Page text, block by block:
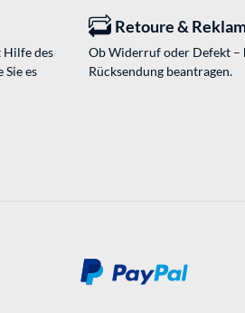
Hilfe des
Sie es
Retoure &
Ob Widerruf oder Defekt –
Rücksendung beantragen.